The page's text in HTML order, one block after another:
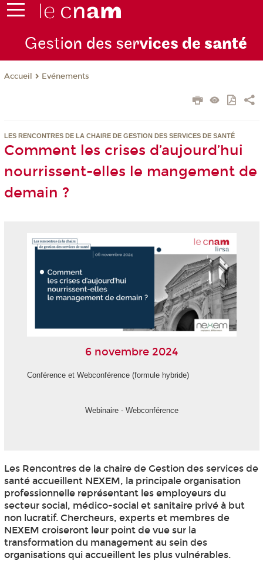
Gestion des services de santé
Accueil Evénements
LES RENCONTRES DE LA CHAIRE DE GESTION DES SERVICES DE SANTÉ
Comment les crises d’aujourd’hui
nourrissent-elles le mangement de
demain ?
6 novembre 2024
Conférence et Webconférence (formule hybride)
Webinaire - Webconférence
Les Rencontres de la chaire de Gestion des services de
santé accueillent NEXEM, la principale organisation
professionnelle représentant les employeurs du
secteur social, médico-social et sanitaire privé à but
non lucratif. Chercheurs, experts et membres de
NEXEM croiseront leur point de vue sur la
transformation du management au sein des
organisations qui accueillent les plus vulnérables.